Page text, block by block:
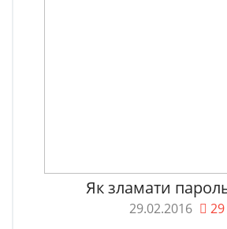
Як зламати
29.02.2016 29